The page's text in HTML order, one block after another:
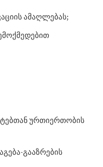
ამაღლებას;
ურთიერთობის
გააზრების